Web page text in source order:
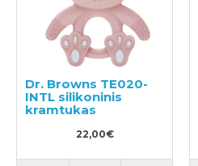
Dr. Browns TE020-
INTL silikoninis
kramtukas
22,00€